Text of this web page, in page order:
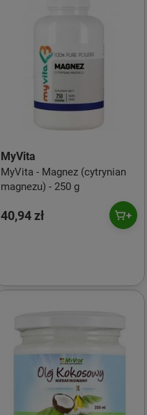
MyVita
MyVita - Magnez (cytrynian
magnezu) - 250 g
40,94 zł